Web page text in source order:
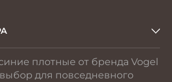
плотные от бренда Vogel
для повседневного